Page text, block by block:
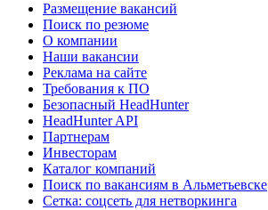
Размещение вакансий
Поиск по резюме
О компании
Наши вакансии
Реклама на сайте
Требования к ПО
Безопасный HeadHunter
HeadHunter API
Партнерам
Инвесторам
Каталог компаний
Поиск по вакансиям в Альметьевске
Сетка: соцсеть для нетворкинга